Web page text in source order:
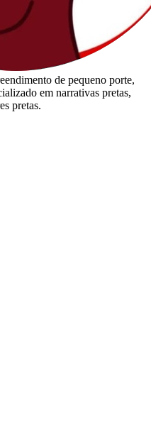
de pequeno porte,
em narrativas pretas,
pretas.